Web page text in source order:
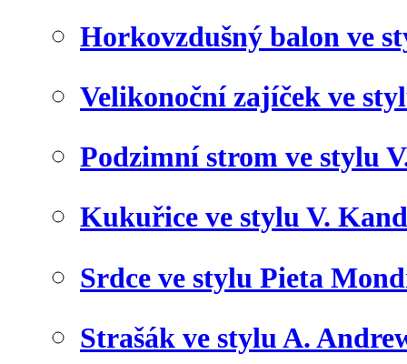
Horkovzdušný balon ve
Velikonoční zajíček ve
Podzimní strom ve stylu
Kukuřice ve stylu V.
Srdce ve stylu Pieta
Strašák ve stylu A.